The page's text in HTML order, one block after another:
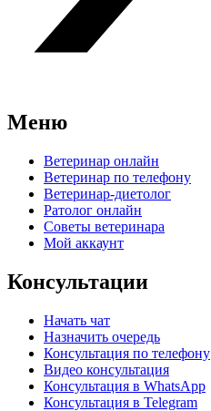
Меню
Ветеринар онлайн
Ветеринар по телефону
Ветеринар-диетолог
Ратолог онлайн
Советы ветеринара
Мой аккаунт
Консультации
Начать чат
Назначить очередь
Консультация по телефону
Видео консультация
Консультация в WhatsApp
Консультация в Telegram